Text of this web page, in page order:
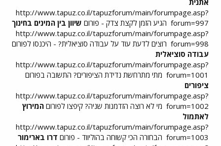
http://www.tapuz.co.il/tapuzforum/main/forumpage.asp?
forum=997 הגיע הזמן לקצת צדק - פורום שיוון בין המינים בחינוך
http://www.tapuz.co.il/tapuzforum/main/forumpage.asp?
forum=998 רוצים לדעת עוד על עבודה סוציאלית? - היכנסו לפורום
עבודה סוציאלית
http://www.tapuz.co.il/tapuzforum/main/forumpage.asp?
forum=1001 מתי מתרחשת נדידת הציפורים? התשובה בפורום
ציפורים
http://www.tapuz.co.il/tapuzforum/main/forumpage.asp?
forum=1002 מי לא רוצה הזדמנות שניה? קיפצו לפורום המירוץ
לאתמול
http://www.tapuz.co.il/tapuzforum/main/forumpage.asp?
forum=1003 הבחורה הכי קשוחה בהוליווד - פורום דרו בארימור